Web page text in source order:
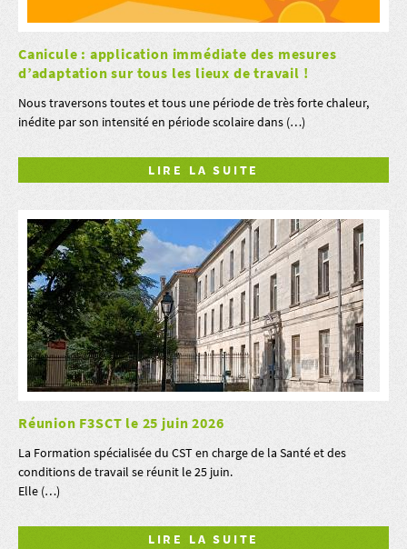
Canicule : application immédiate des mesures
d’adaptation sur tous les lieux de travail !
Nous traversons toutes et tous une période de très forte chaleur,
inédite par son intensité en période scolaire dans (…)
LIRE LA SUITE
Réunion F3SCT le 25 juin 2026
La Formation spécialisée du CST en charge de la Santé et des
conditions de travail se réunit le 25 juin.
Elle (…)
LIRE LA SUITE